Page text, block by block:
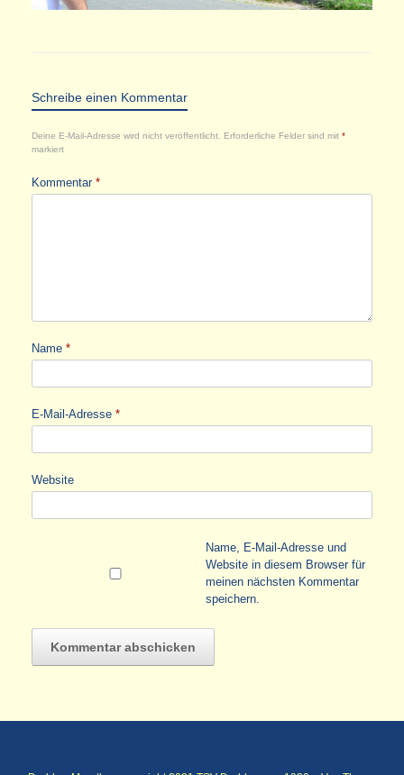
Schreibe einen Kommentar
Deine E-Mail-Adresse wird nicht veröffentlicht. Erforderliche Felder sind mit *
markiert
Kommentar *
Name *
E-Mail-Adresse *
Website
Name, E-Mail-Adresse und
Website in diesem Browser für
meinen nächsten Kommentar
speichern.